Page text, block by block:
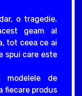
o tragedie.
geam al
tot ceea ce ai
spui care este
de
fiecare produs